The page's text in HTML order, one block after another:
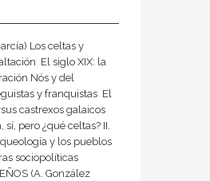
Los celtas y
 El siglo XIX: la
Nós y del
y franquistas  El
castrexos galaicos 
sí, pero ¿qué celtas? II.
y los pueblos
sociopolíticas
(A. González